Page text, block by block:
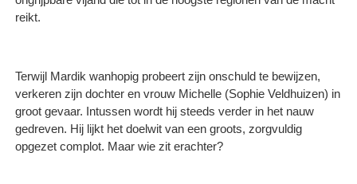
reikt.
Terwijl Mardik wanhopig probeert zijn onschuld te bewijzen,
verkeren zijn dochter en vrouw Michelle (Sophie Veldhuizen) in
groot gevaar. Intussen wordt hij steeds verder in het nauw
gedreven. Hij lijkt het doelwit van een groots, zorgvuldig
opgezet complot. Maar wie zit erachter?